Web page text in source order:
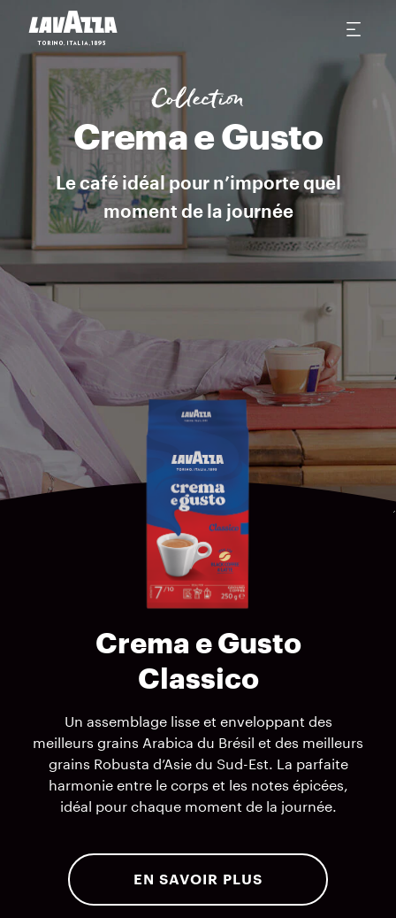
Crema e Gusto Classico Un assemblage lisse et enveloppant des
Collection
Crema e Gusto
Le café idéal pour n’importe quel
moment de la journée
Crema e Gusto
Classico
Un assemblage lisse et enveloppant des
meilleurs grains Arabica du Brésil et des meilleurs
grains Robusta d’Asie du Sud-Est. La parfaite
harmonie entre le corps et les notes épicées,
idéal pour chaque moment de la journée.
EN SAVOIR PLUS